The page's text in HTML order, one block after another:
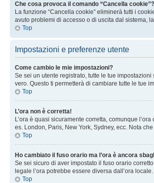
Che cosa provoca il comando “Cancella cookie”?
La funzione “Cancella cookie” eliminerà tutti i
avuto problemi di accesso o di uscita dal sistema,
Top
Impostazioni e preferenze utente
Come cambio le mie impostazioni?
Se sei un utente registrato, tutte le tue
vero. Questo ti permetterà di cambiare tutte le tue
Top
L’ora non è corretta!
L’ora è quasi sicuramente corretta, comunque
es. London, Paris, New York, Sydney, ecc. Nota
Top
Ho cambiato il fuso orario ma l’ora è ancora
Se sei sicuro di aver impostato il fuso orario
legale l’ora potrebbe essere diversa dall’ora
Top